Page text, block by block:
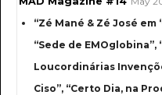
“Zé Mané & Zé José em
“Sede de EMOglobina”,
Loucordinárias
Ciso”, “Certo Dia, na